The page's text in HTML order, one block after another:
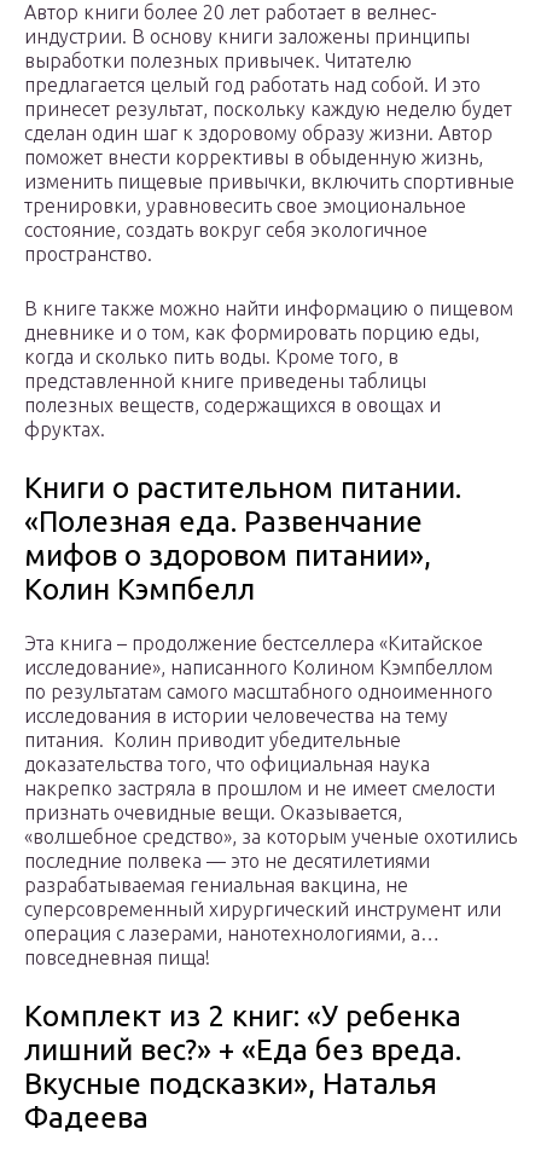
Автор книги более 20 лет работает в велнес-
индустрии. В основу книги заложены принципы
выработки полезных привычек. Читателю
предлагается целый год работать над собой. И это
принесет результат, поскольку каждую неделю будет
сделан один шаг к здоровому образу жизни. Автор
поможет внести коррективы в обыденную жизнь,
изменить пищевые привычки, включить спортивные
тренировки, уравновесить свое эмоциональное
состояние, создать вокруг себя экологичное
пространство.
В книге также можно найти информацию о пищевом
дневнике и о том, как формировать порцию еды,
когда и сколько пить воды. Кроме того, в
представленной книге приведены таблицы
полезных веществ, содержащихся в овощах и
фруктах.
Книги о растительном питании.
«Полезная еда. Развенчание
мифов о здоровом питании»,
Колин Кэмпбелл
Эта книга – продолжение бестселлера «Китайское
исследование», написанного Колином Кэмпбеллом
по результатам самого масштабного одноименного
исследования в истории человечества на тему
питания. Колин приводит убедительные
доказательства того, что официальная наука
накрепко застряла в прошлом и не имеет смелости
признать очевидные вещи. Оказывается,
«волшебное средство», за которым ученые охотились
последние полвека — это не десятилетиями
разрабатываемая гениальная вакцина, не
суперсовременный хирургический инструмент или
операция с лазерами, нанотехнологиями, а…
повседневная пища!
Комплект из 2 книг: «У ребенка
лишний вес?» + «Еда без вреда.
Вкусные подсказки», Наталья
Фадеева